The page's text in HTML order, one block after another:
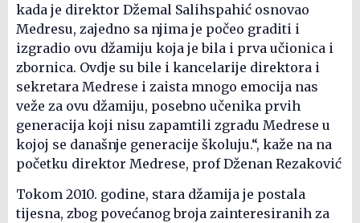
kada je direktor Džemal Salihspahić osnovao
Medresu, zajedno sa njima je počeo graditi i
izgradio ovu džamiju koja je bila i prva učionica i
zbornica. Ovdje su bile i kancelarije direktora i
sekretara Medrese i zaista mnogo emocija nas
veže za ovu džamiju, posebno učenika prvih
generacija koji nisu zapamtili zgradu Medrese u
kojoj se današnje generacije školuju.“, kaže na na
početku direktor Medrese, prof Dženan Rezaković
Tokom 2010. godine, stara džamija je postala
tijesna, zbog povećanog broja zainteresiranih za